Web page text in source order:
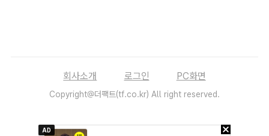
회사소개 로그인 PC화면
Copyright@더팩트(tf.co.kr) All right reserved.
AD